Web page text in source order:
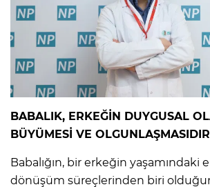
BABALIK, ERKEĞİN DUYGUSAL
BÜYÜMESİ VE
Babalığın, bir erkeğin yaşamındaki
dönüşüm süreçlerinden biri